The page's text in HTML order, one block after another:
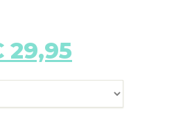
29,95prijs
is:
€ 29,95.